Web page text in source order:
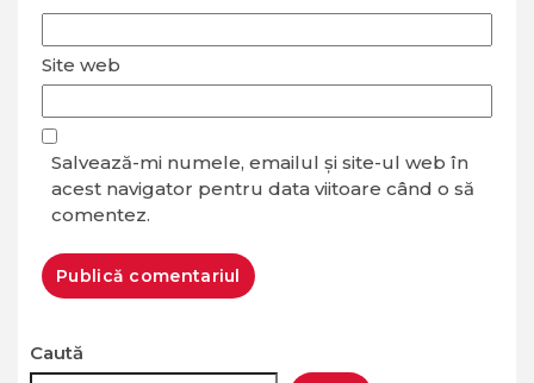
Site web
Salvează-mi numele, emailul și site-ul web în
acest navigator pentru data viitoare când o să
comentez.
Caută